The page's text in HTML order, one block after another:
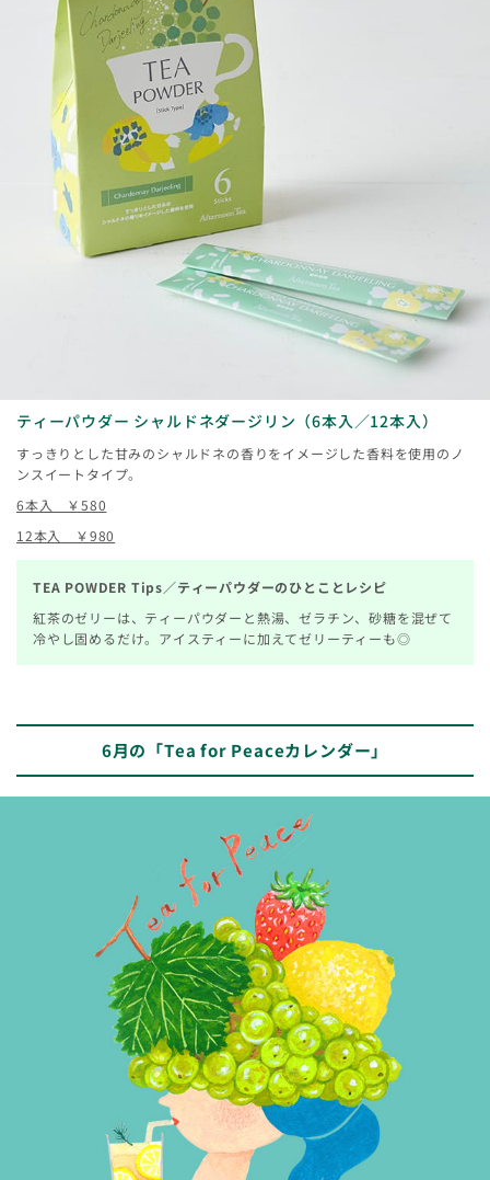
ティーパウダー シャルドネダージリン（6本入／12本入）
すっきりとした甘みのシャルドネの香りをイメージした香料を使用のノ
ンスイートタイプ。
6本入 ￥580
12本入 ￥980
TEA POWDER Tips／ティーパウダーのひとことレシピ
紅茶のゼリーは、ティーパウダーと熱湯、ゼラチン、砂糖を混ぜて
冷やし固めるだけ。アイスティーに加えてゼリーティーも◎
6月の「Tea for Peaceカレンダー」